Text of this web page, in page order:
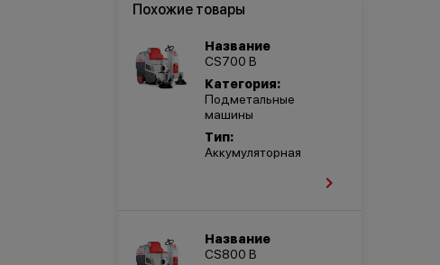
Похожие товары
Название
CS700 B
Категория:
Подметальные
машины
Тип:
Аккумуляторная
Название
CS800 B